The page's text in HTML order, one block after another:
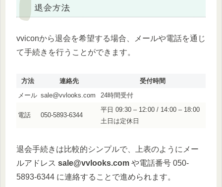
退会方法
vviconから退会を希望する場合、メールや電話を通じ
て手続きを行うことができます。
方法 連絡先
受付時間
メール sale@vvlooks.com 24時間受付
電話 050-5893-6344
平日 09:30 – 12:00 / 14:00 – 18:00
土日は定休日
退会手続きは比較的シンプルで、上表のようにメー
ルアドレス sale@vvlooks.com や電話番号 050-
5893-6344 に連絡することで進められます。